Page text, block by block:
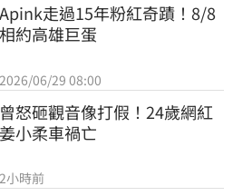
Apink走過15年粉紅奇蹟！8/8
相約高雄巨蛋
2026/06/29 08:00
曾怒砸觀音像打假！24歲網紅
姜小柔車禍亡
2小時前